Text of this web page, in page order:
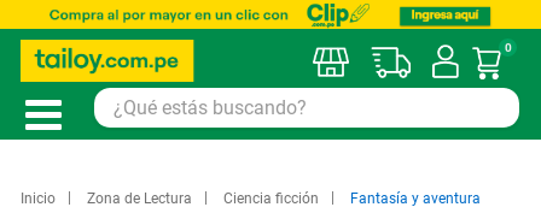
Mi
0
Inicio Zona de Lectura Ciencia ficción Fantasía y aventura